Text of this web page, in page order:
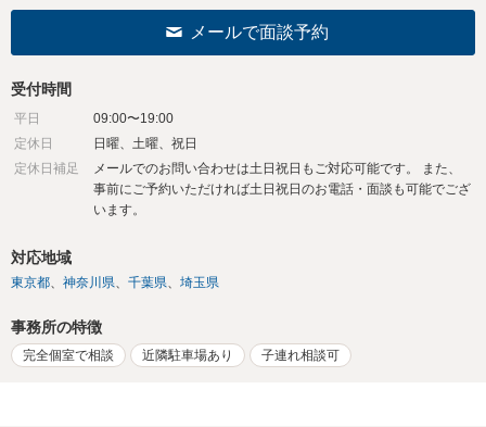
メールで面談予約
受付時間
平日
09:00〜19:00
定休日
日曜、土曜、祝日
定休日補足
メールでのお問い合わせは土日祝日もご対応可能です。 また、
事前にご予約いただければ土日祝日のお電話・面談も可能でござ
います。
対応地域
東京都 神奈川県 千葉県 埼玉県
事務所の特徴
完全個室で相談 近隣駐車場あり 子連れ相談可